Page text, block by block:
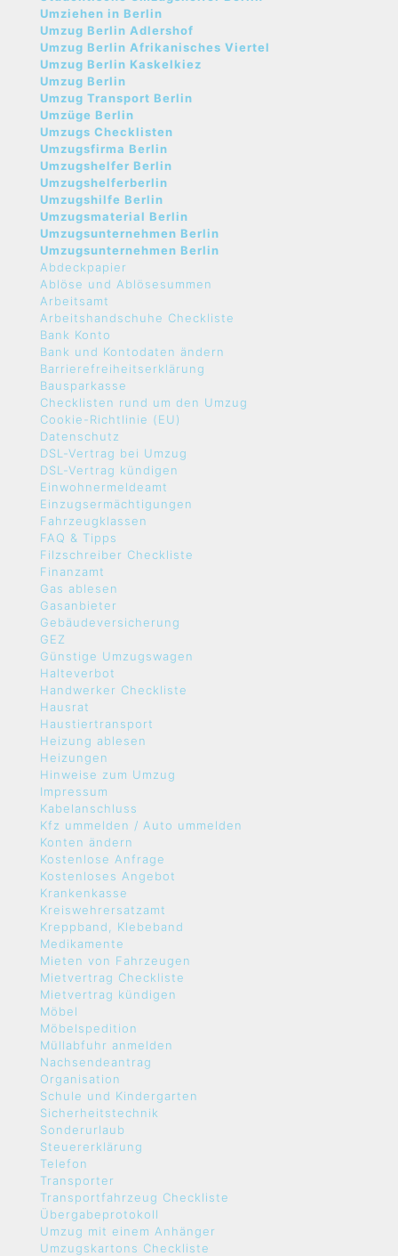
Umziehen in Berlin
Umzug Berlin Adlershof
Umzug Berlin Afrikanisches Viertel
Umzug Berlin Kaskelkiez
Umzug Berlin
Umzug Transport Berlin
Umzüge Berlin
Umzugs Checklisten
Umzugsfirma Berlin
Umzugshelfer Berlin
Umzugshelferberlin
Umzugshilfe Berlin
Umzugsmaterial Berlin
Umzugsunternehmen Berlin
Umzugsunternehmen Berlin
Abdeckpapier
Ablöse und Ablösesummen
Arbeitsamt
Arbeitshandschuhe Checkliste
Bank Konto
Bank und Kontodaten ändern
Barrierefreiheitserklärung
Bausparkasse
Checklisten rund um den Umzug
Cookie-Richtlinie (EU)
Datenschutz
DSL-Vertrag bei Umzug
DSL-Vertrag kündigen
Einwohnermeldeamt
Einzugsermächtigungen
Fahrzeugklassen
FAQ & Tipps
Filzschreiber Checkliste
Finanzamt
Gas ablesen
Gasanbieter
Gebäudeversicherung
GEZ
Günstige Umzugswagen
Halteverbot
Handwerker Checkliste
Hausrat
Haustiertransport
Heizung ablesen
Heizungen
Hinweise zum Umzug
Impressum
Kabelanschluss
Kfz ummelden / Auto ummelden
Konten ändern
Kostenlose Anfrage
Kostenloses Angebot
Krankenkasse
Kreiswehrersatzamt
Kreppband, Klebeband
Medikamente
Mieten von Fahrzeugen
Mietvertrag Checkliste
Mietvertrag kündigen
Möbel
Möbelspedition
Müllabfuhr anmelden
Nachsendeantrag
Organisation
Schule und Kindergarten
Sicherheitstechnik
Sonderurlaub
Steuererklärung
Telefon
Transporter
Transportfahrzeug Checkliste
Übergabeprotokoll
Umzug mit einem Anhänger
Umzugskartons Checkliste